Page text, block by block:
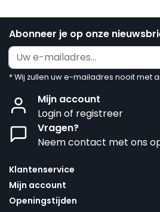
Abonneer je op onze
* Wij zullen uw e-mailadres nooit met
Mijn account
Login of registreer
Vragen?
Neem contact met ons
Klantenservice
Mijn account
Openingstijden